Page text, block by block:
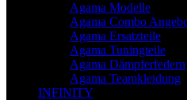
Agama Modelle
Agama Combo
Agama Ersatzteile
Agama Tuningteile
Agama Dämpferfedern
Agama Teamkleidung
INFINITY